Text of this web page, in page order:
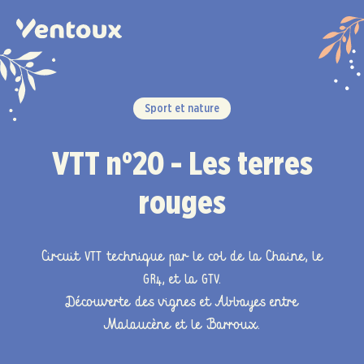
Sport et nature
VTT n°20 - Les terres
rouges
Circuit VTT technique par le col de la Chaine, le
GR4, et la GTV.
Découverte des vignes et Abbayes entre
Malaucène et le Barroux.